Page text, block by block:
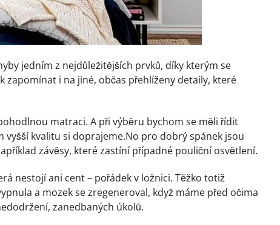
jedním z nejdůležitějších prvků, díky kterým se
zapomínat i na jiné, občas přehlíženy detaily, které
matraci. A při výběru bychom se měli řídit
vyšší kvalitu si doprajeme.No pro dobrý spánek jsou
závěsy, které zastíní případné pouliční osvětlení.
nestojí ani cent – pořádek v ložnici. Těžko totiž
a mozek se zregeneroval, když máme před očima
zanedbaných úkolů.